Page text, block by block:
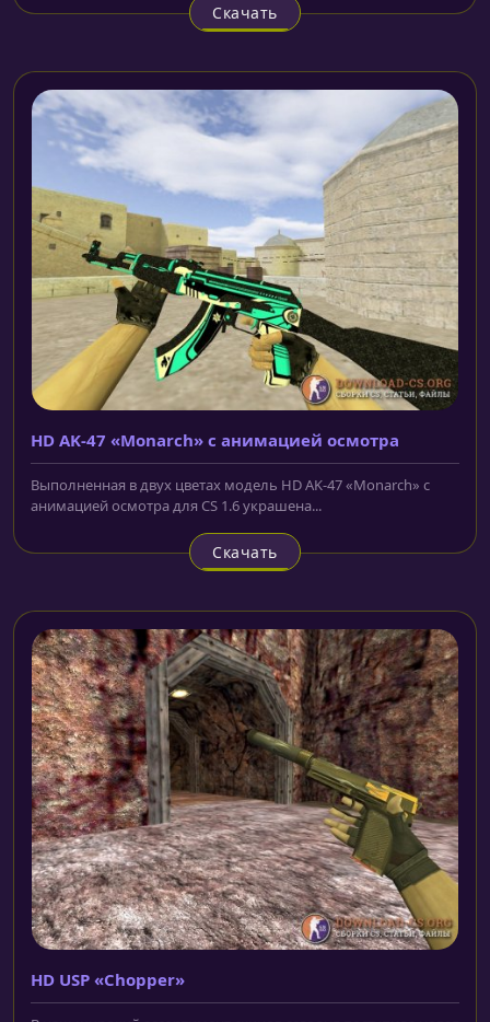
Скачать
HD AK-47 «Monarch» с анимацией осмотра
Выполненная в двух цветах модель HD AK-47 «Monarch» с
анимацией осмотра для CS 1.6 украшена...
Скачать
HD USP «Chopper»